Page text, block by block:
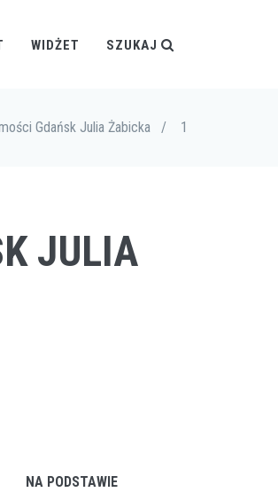
WIDŻET SZUKAJ
Gdańsk Julia Żabicka / 1
JULIA
NA PODSTAWIE